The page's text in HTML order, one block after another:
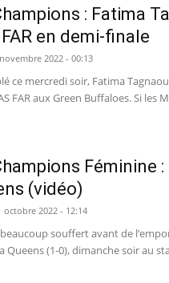
: Fatima
FAR en demi-finale
2022 - 00:13
ce mercredi soir, Fatima
FAR aux Green Buffaloes. Si les
Féminine :
(vidéo)
octobre 2022 - 12:14
beaucoup souffert avant de
Queens (1-0), dimanche soir au